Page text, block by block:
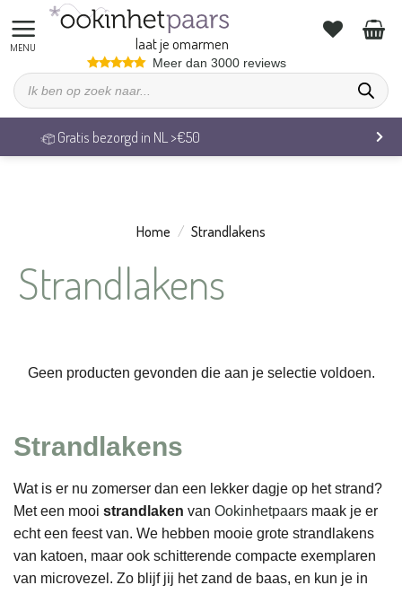
naar
inhoud
laat je omarmen
Meer dan 3000 reviews
Producten
zoeken
Gratis bezorgd in NL >€50
Home / Strandlakens
Strandlakens
Geen producten gevonden die aan je selectie voldoen.
Strandlakens
Wat is er nu zomerser dan een lekker dagje op het strand?
Met een mooi strandlaken van Ookinhetpaars maak je er
echt een feest van. We hebben mooie grote strandlakens
van katoen, maar ook schitterende compacte exemplaren
van microvezel. Zo blijf jij het zand de baas, en kun je in